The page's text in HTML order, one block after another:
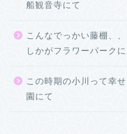
船観音寺にて
こんなでっかい藤棚、
しかがフラワーパークに
この時期の小川って幸
園にて